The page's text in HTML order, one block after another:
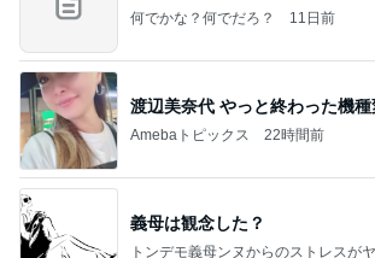
何でかな？何でだろ？ 11日前
渡辺美奈代 やっと終わった機種
Amebaトピックス 22時間前
義母は観念した？
トンデモ義母ンヌからのストレスがヤ